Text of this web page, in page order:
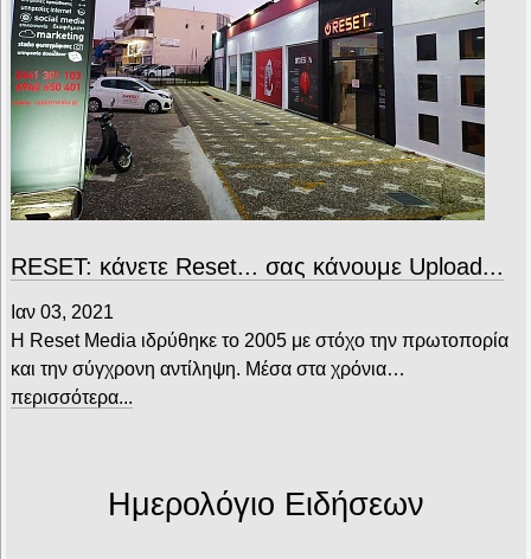
RESET: κάνετε Reset... σας κάνουμε Upload...
Ιαν 03, 2021
Η Reset Media ιδρύθηκε το 2005 με στόχο την πρωτοπορία
και την σύγχρονη αντίληψη. Μέσα στα χρόνια…
περισσότερα...
Ημερολόγιο Ειδήσεων